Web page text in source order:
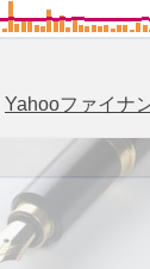
Yahooファイナ